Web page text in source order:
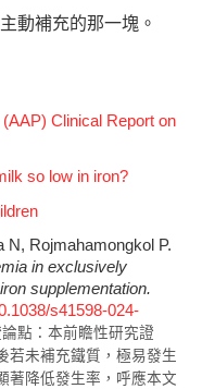
動補充的那一塊。
Clinical Report on
so low in iron?
N, Rojmahamongkol P.
in exclusively
supplementation.
s41598-024-
點：本前瞻性研究證
若未補充鐵質，極易發生
著降低發生率，呼應本文